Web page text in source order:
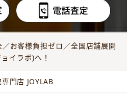
お客様負担ゼロ／全国店舗展開
イラボ)へ！
門店 JOYLAB